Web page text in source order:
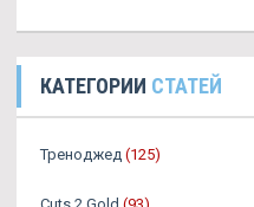
КАТЕГОРИИ СТАТЕЙ
Треноджед (125)